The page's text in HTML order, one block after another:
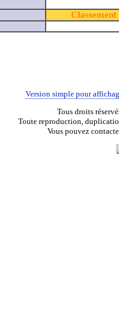
Classement
Version simple pour
Tous droits
Toute reproduction,
Vous pouvez